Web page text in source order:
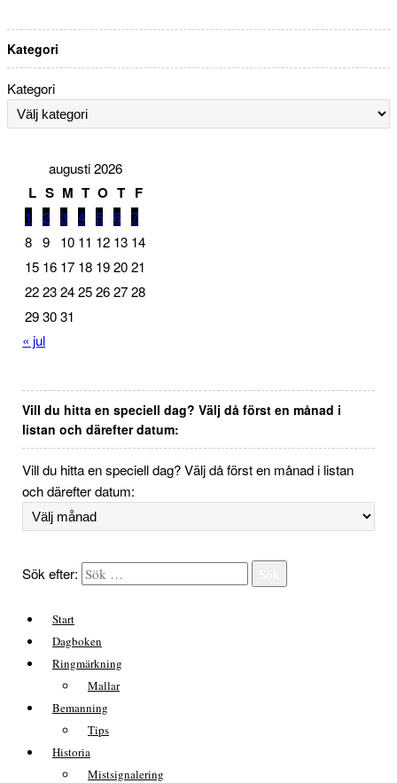
Kategori
Kategori
augusti 2026
L S M T O T F
1 2 3 4 5 6 7
8 9 10 11 12 13 14
15 16 17 18 19 20 21
22 23 24 25 26 27 28
29 30 31
« jul
Vill du hitta en speciell dag? Välj då först en månad i
listan och därefter datum:
Vill du hitta en speciell dag? Välj då först en månad i listan
och därefter datum:
Sök efter:
Start
Dagboken
Ringmärkning
Mallar
Bemanning
Tips
Historia
Mistsignalering